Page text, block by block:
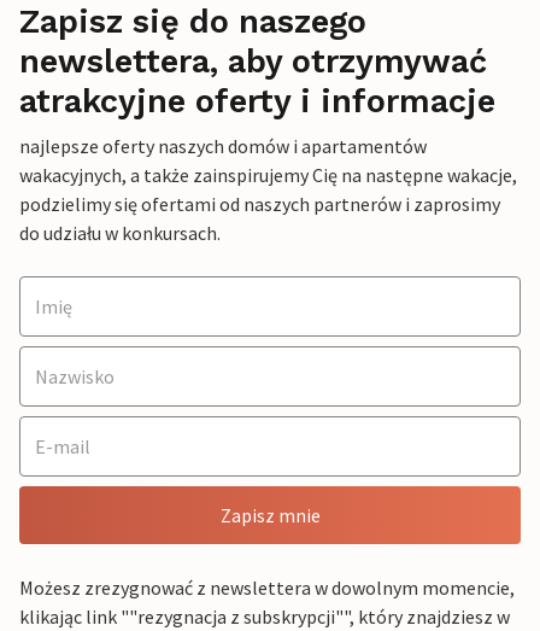
Zapisz się do naszego
newslettera, aby otrzymywać
atrakcyjne oferty i informacje
najlepsze oferty naszych domów i apartamentów
wakacyjnych, a także zainspirujemy Cię na następne wakacje,
podzielimy się ofertami od naszych partnerów i zaprosimy
do udziału w konkursach.
Zapisz mnie
Możesz zrezygnować z newslettera w dowolnym momencie,
klikając link ""rezygnacja z subskrypcji"", który znajdziesz w